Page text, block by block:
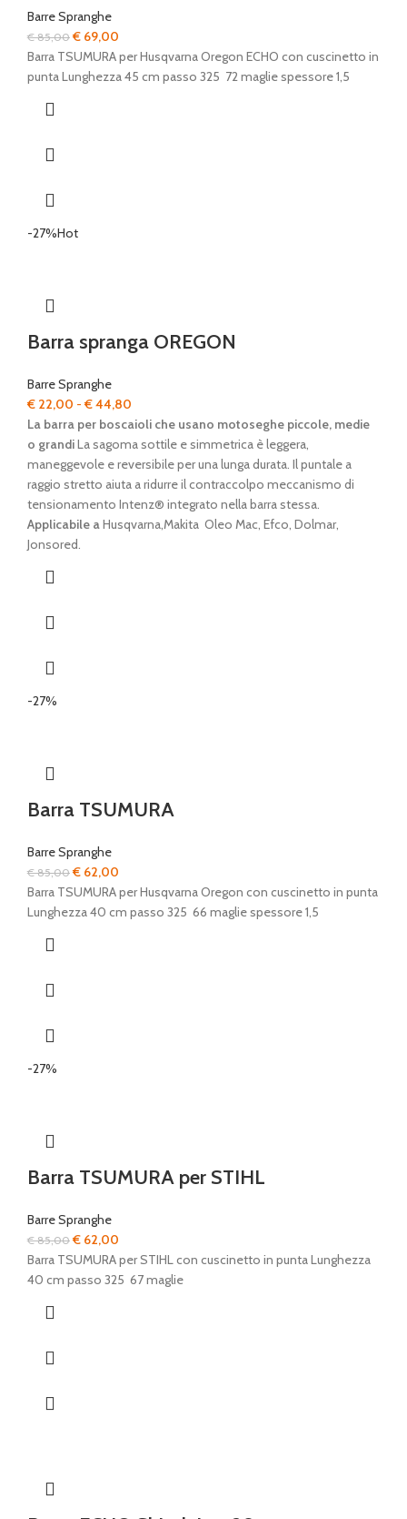
Barre Spranghe
€85,00Il
prezzo
originale
€ 69,00
prezzo
attuale
Barra TSUMURA per Husqvarna Oregon ECHO con cuscinetto in
punta Lunghezza 45 cm passo 325 72 maglie spessore 1,5
-27%Hot
Barra spranga OREGON
Barre Spranghe
€ 22,00 - €44,80
di
prezzo:
da
€ 22,00
a
€ 44,80
La barra per boscaioli che usano motoseghe piccole, medie
o grandiLa sagoma sottile e simmetrica è leggera,
maneggevole e reversibile per una lunga durata. Il puntale a
raggio stretto aiuta a ridurre il contraccolpo meccanismo di
tensionamento Intenz® integrato nella barra stessa.
Applicabile aHusqvarna,Makita Oleo Mac, Efco, Dolmar,
Jonsored.
-27%
Barra TSUMURA
Barre Spranghe
€85,00Il
prezzo
originale
€ 62,00
prezzo
attuale
Barra TSUMURA per Husqvarna Oregon con cuscinetto in punta
Lunghezza 40 cm passo 325 66 maglie spessore 1,5
-27%
Barra TSUMURA per STIHL
Barre Spranghe
€85,00Il
prezzo
originale
€ 62,00
prezzo
attuale
Barra TSUMURA per STIHL con cuscinetto in punta Lunghezza
40 cm passo 325 67 maglie